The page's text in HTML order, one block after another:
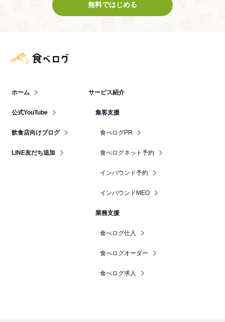
無料ではじめる
ホーム
公式YouTube
飲食店向けブログ
LINE友だち追加
サービス紹介
集客支援
食べログPR
食べログネット予約
インバウンド予約
インバウンドMEO
業務支援
食べログ仕入
食べログオーダー
食べログ求人